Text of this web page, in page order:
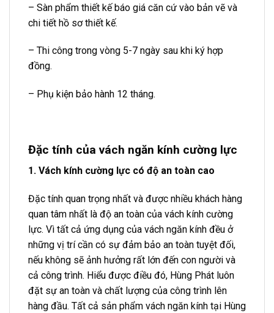
– Sàn phẩm thiết kế báo giá căn cứ vào bản vẽ và
chi tiết hồ sơ thiết kế.
– Thi công trong vòng 5-7 ngày sau khi ký hợp
đồng.
– Phụ kiện bảo hành 12 tháng.
Đặc tính của vách ngăn kính cường lực
1. Vách kính cường lực có độ an toàn cao
Đặc tính quan trọng nhất và được nhiều khách hàng
quan tâm nhất là độ an toàn của vách kính cường
lực. Vì tất cả ứng dụng của vách ngăn kính đều ở
những vị trí cần có sự đảm bảo an toàn tuyệt đối,
nếu không sẽ ảnh hưởng rất lớn đến con người và
cả công trình. Hiểu được điều đó, Hùng Phát luôn
đặt sự an toàn và chất lượng của công trình lên
hàng đầu. Tất cả sản phẩm vách ngăn kính tại Hùng